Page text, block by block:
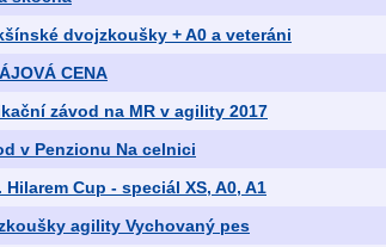
dvojzkoušky + A0 a veteráni
CENA
závod na MR v agility 2017
v Penzionu Na celnici
Cup - speciál XS, A0, A1
agility Vychovaný pes